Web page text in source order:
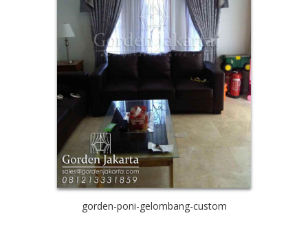
gorden-poni-gelombang-custom